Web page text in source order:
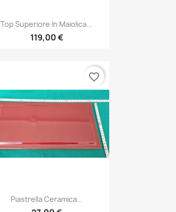
Anteprima
Top Superiore In Maiolica...
119,00 €
Anteprima
Piastrella Ceramica...
favorite_border